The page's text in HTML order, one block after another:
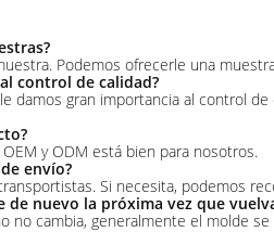
Podemos ofrecerle una
control de calidad?
damos gran importancia al control
y ODM está bien para nosotros.
envío?
Si necesita, podemos
de nuevo la próxima vez que
no cambia, generalmente el molde